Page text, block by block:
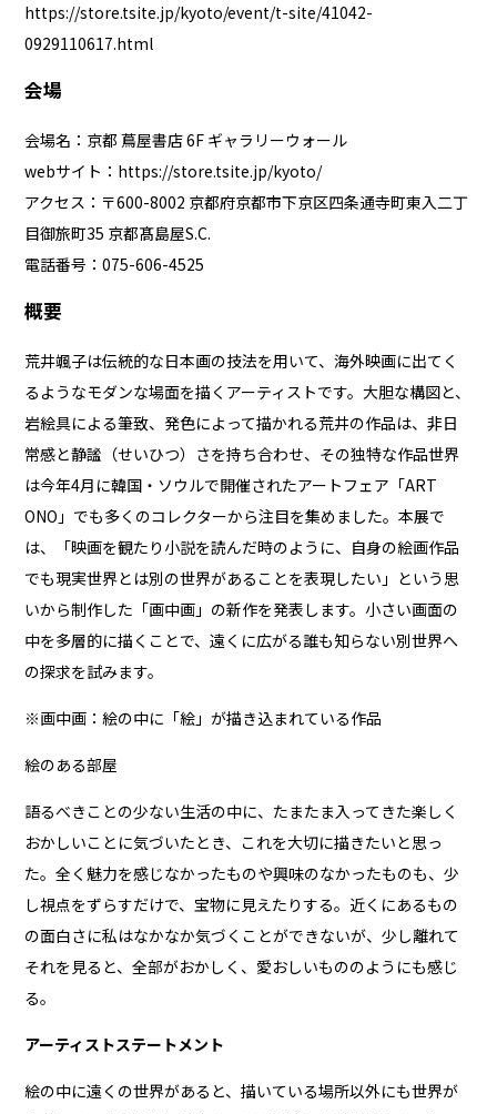
https://store.tsite.jp/kyoto/event/t-site/41042-
0929110617.html
会場
会場名：京都 蔦屋書店 6F ギャラリーウォール
webサイト： https://store.tsite.jp/kyoto/
アクセス：〒600-8002 京都府京都市下京区四条通寺町東⼊⼆丁
⽬御旅町35 京都髙島屋S.C.
電話番号：075-606-4525
概要
荒井颯子は伝統的な日本画の技法を用いて、海外映画に出てく
るようなモダンな場面を描くアーティストです。大胆な構図と、
岩絵具による筆致、発色によって描かれる荒井の作品は、非日
常感と静謐（せいひつ）さを持ち合わせ、その独特な作品世界
は今年4月に韓国・ソウルで開催されたアートフェア「ART
ONO」でも多くのコレクターから注目を集めました。本展で
は、「映画を観たり小説を読んだ時のように、自身の絵画作品
でも現実世界とは別の世界があることを表現したい」という思
いから制作した「画中画」の新作を発表します。小さい画面の
中を多層的に描くことで、遠くに広がる誰も知らない別世界へ
の探求を試みます。
※画中画：絵の中に「絵」が描き込まれている作品
絵のある部屋
語るべきことの少ない生活の中に、たまたま入ってきた楽しく
おかしいことに気づいたとき、これを大切に描きたいと思っ
た。全く魅力を感じなかったものや興味のなかったものも、少
し視点をずらすだけで、宝物に見えたりする。近くにあるもの
の面白さに私はなかなか気づくことができないが、少し離れて
それを見ると、全部がおかしく、愛おしいもののようにも感じ
る。
アーティストステートメント
絵の中に遠くの世界があると、描いている場所以外にも世界が